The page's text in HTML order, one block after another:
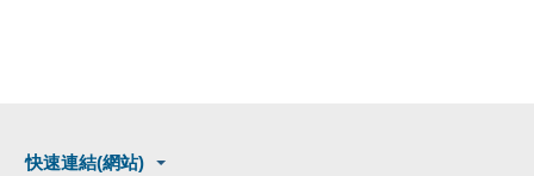
快速連結(網站)